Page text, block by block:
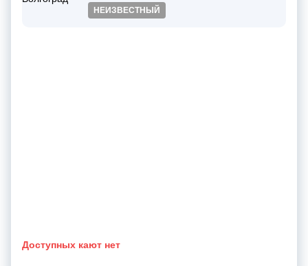
НЕИЗВЕСТНЫЙ
Доступных кают нет